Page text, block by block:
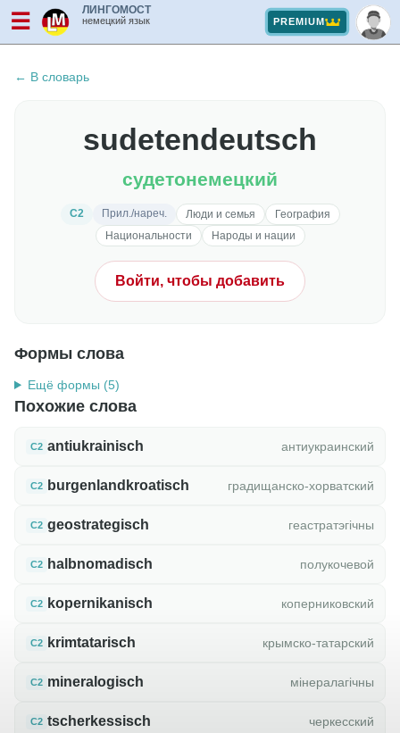
☰ ЛИНГОМОСТ
немецкий язык PREMIUM
← В словарь
sudetendeutsch
судетонемецкий
C2 Прил./нареч. Люди и семья
География
Национальности
Народы и нации
Войти, чтобы добавить
Формы слова
Ещё формы (5)
Похожие слова
C2 antiukrainisch антиукраинский
C2 burgenlandkroatisch градищанско-хорватский
C2 geostrategisch геастратэгічны
C2 halbnomadisch полукочевой
C2 kopernikanisch коперниковский
C2 krimtatarisch крымско-татарский
C2 mineralogisch мінералагічны
C2 tscherkessisch черкесский